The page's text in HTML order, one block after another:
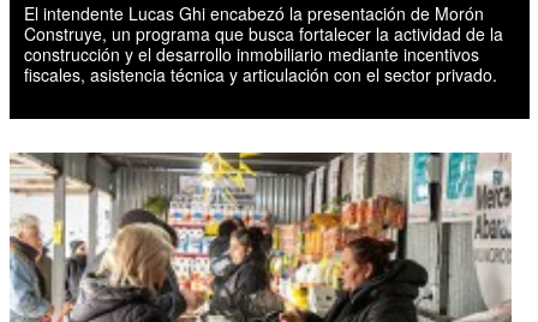
El intendente Lucas Ghi encabezó la presentación de Morón
Construye, un programa que busca fortalecer la actividad de la
construcción y el desarrollo inmobiliario mediante incentivos
fiscales, asistencia técnica y articulación con el sector privado.